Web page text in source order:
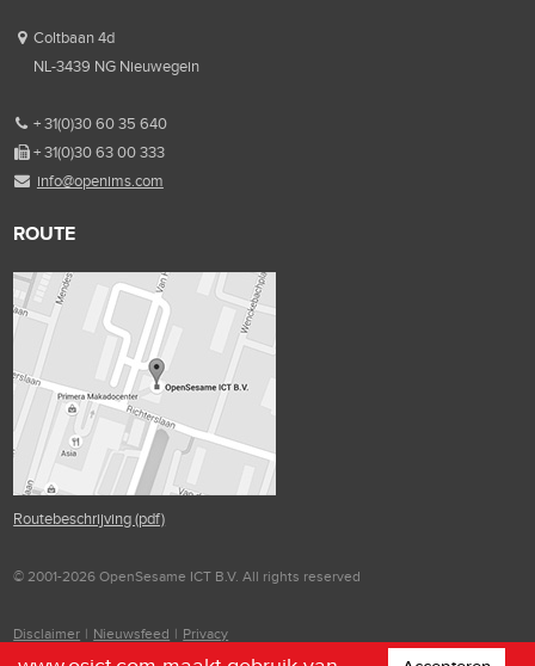
Coltbaan 4d
NL-3439 NG Nieuwegein
+ 31(0)30 60 35 640
+ 31(0)30 63 00 333
info@openims.com
ROUTE
Routebeschrijving (pdf)
© 2001-2026 OpenSesame ICT B.V. All rights reserved
Disclaimer | Nieuwsfeed | Privacy